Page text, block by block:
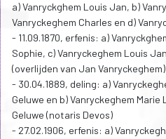
a) Vanryckghem Louis Jan, b)
Vanryckeghem Charles en d)
- 11.09.1870, erfenis: a)
Sophie, c) Vanryckeghem Louis
(overlijden van Jan Vanryckeghem)
- 30.04.1889, deling: a)
Geluwe en b) Vanryckeghem
Geluwe (notaris Devos)
- 27.02.1906, erfenis: a)